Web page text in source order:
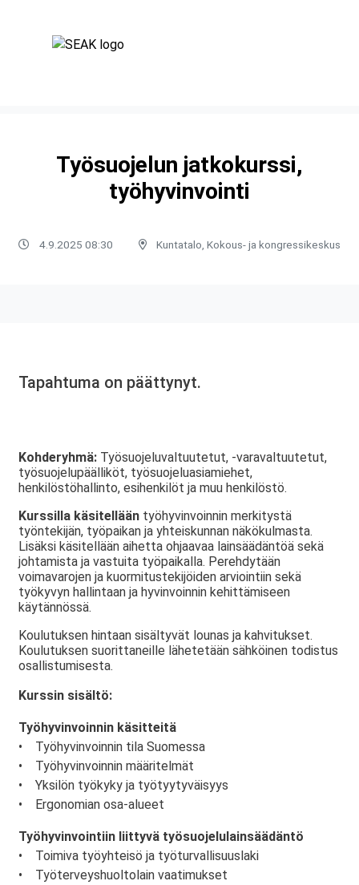
Työsuojelun jatkokurssi,
työhyvinvointi
4.9.2025 08:30 Kuntatalo, Kokous- ja kongressikeskus
Tapahtuma on päättynyt.
Kohderyhmä: Työsuojeluvaltuutetut, -varavaltuutetut,
työsuojelupäälliköt, työsuojeluasiamiehet,
henkilöstöhallinto, esihenkilöt ja muu henkilöstö.
Kurssilla käsitellään työhyvinvoinnin merkitystä
työntekijän, työpaikan ja yhteiskunnan näkökulmasta.
Lisäksi käsitellään aihetta ohjaavaa lainsäädäntöä sekä
johtamista ja vastuita työpaikalla. Perehdytään
voimavarojen ja kuormitustekijöiden arviointiin sekä
työkyvyn hallintaan ja hyvinvoinnin kehittämiseen
käytännössä.
Koulutuksen hintaan sisältyvät lounas ja kahvitukset.
Koulutuksen suorittaneille lähetetään sähköinen todistus
osallistumisesta.
Kurssin sisältö:
Työhyvinvoinnin käsitteitä
• Työhyvinvoinnin tila Suomessa
• Työhyvinvoinnin määritelmät
• Yksilön työkyky ja työtyytyväisyys
• Ergonomian osa-alueet
Työhyvinvointiin liittyvä työsuojelulainsäädäntö
• Toimiva työyhteisö ja työturvallisuuslaki
• Työterveyshuoltolain vaatimukset